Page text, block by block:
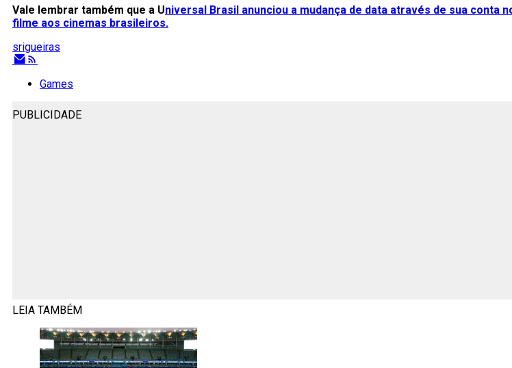
Vale lembrar também que a Universal Brasil anunciou a mudança de data através de sua conta
filme aos cinemas brasileiros.
srigueiras
Games
PUBLICIDADE
LEIA TAMBÉM